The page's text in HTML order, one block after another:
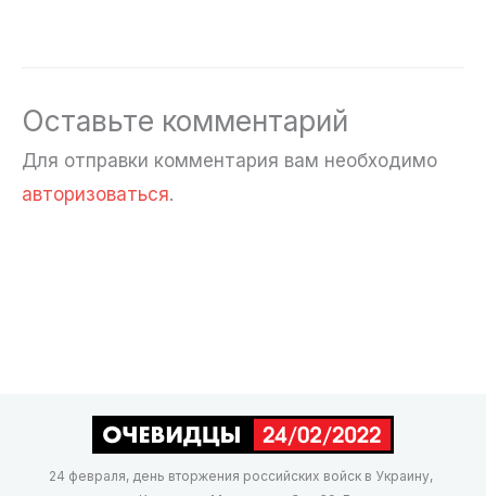
Оставьте комментарий
Для отправки комментария вам необходимо
авторизоваться.
24 февраля, день вторжения российских войск в Украину,